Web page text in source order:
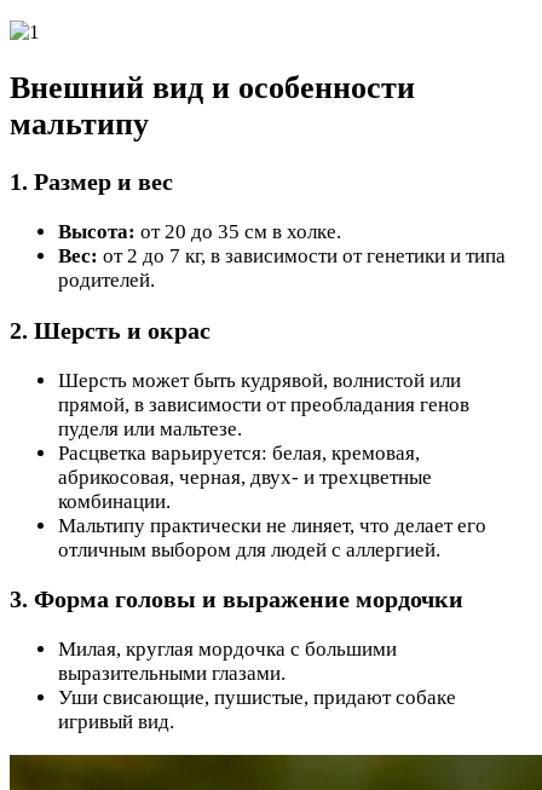
Внешний вид и особенности
мальтипу
1. Размер и вес
Высота: от 20 до 35 см в холке.
Вес: от 2 до 7 кг, в зависимости от генетики и типа
родителей.
2. Шерсть и окрас
Шерсть может быть кудрявой, волнистой или
прямой, в зависимости от преобладания генов
пуделя или мальтезе.
Расцветка варьируется: белая, кремовая,
абрикосовая, черная, двух- и трехцветные
комбинации.
Мальтипу практически не линяет, что делает его
отличным выбором для людей с аллергией.
3. Форма головы и выражение мордочки
Милая, круглая мордочка с большими
выразительными глазами.
Уши свисающие, пушистые, придают собаке
игривый вид.